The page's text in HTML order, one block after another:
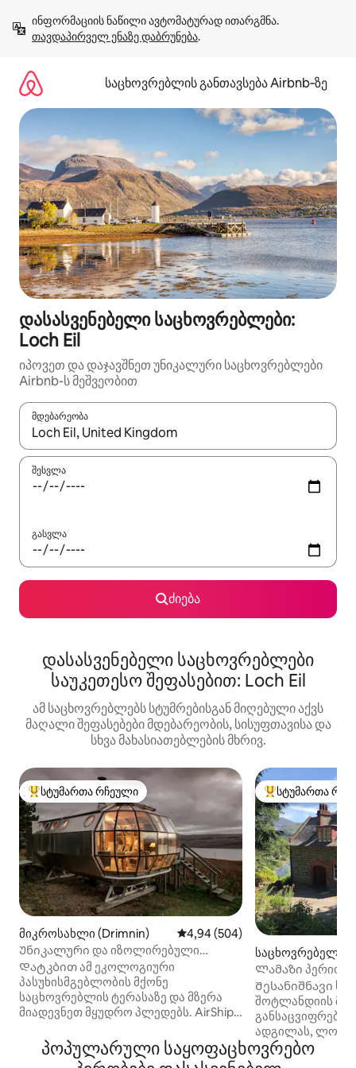
გადასვლა
თავდაპირველ ენაზე დაბრუნება.
საცხოვრებლის განთავსება Airbnb‑ზე
დასასვენებელი საცხოვრებლები:
Loch Eil
იპოვეთ და დაჯავშნეთ უნიკალური საცხოვრებლები
Airbnb-ს მეშვეობით
მდებარეობა
როცა შედეგები ხელმისაწვდომი გახდება, ნავიგაციისთვის
შესვლა
გასვლა
ძიება
დასასვენებელი საცხოვრებლები
საუკეთესო შეფასებით: Loch Eil
ამ საცხოვრებლებს სტუმრებისგან მიღებული აქვს
მაღალი შეფასებები მდებარეობის, სისუფთავისა და
სხვა მახასიათებლების მხრივ.
სტუმართა რჩეული მოწინავე ვარიანტი
სტუმართა რჩეული
მიკროსახლი (Drimnin) საშუალო შეფასებაა 5‑დან
4,94 (504)
Უნიკალური და იზოლირებული
საჰაერო ხომალდი და თვალწარმტაცი
მთების ხედები
Დატკბით ამ ეკოლოგიური
პასუხისმგებლობის მქონე
საცხოვრებლის ტერასაზე და მზერა
მიადევნეთ მყუდრო პლედებს. AirShip 2
დაპროექტებული საკულტო,
იზოლირებული საცხოვრებელი,
სტუმართა
სტუმართა
საცხოვრებელი
s)
Ლამაზი
შესანიშნავი
Შესანიშნავი
შოტლანდიის
ადგილას, ლოხ-შენზე.
ხანგრძლივი
მცირე
პოპულარული საყოფაცხოვრებო